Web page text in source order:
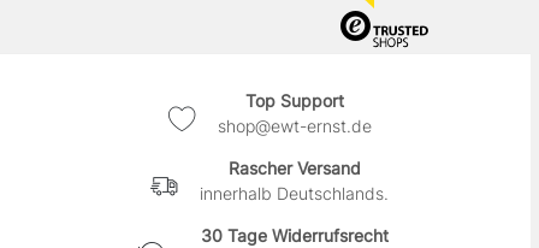
Top Support
shop@ewt-ernst.de
Rascher Versand
innerhalb Deutschlands.
30 Tage Widerrufsrecht